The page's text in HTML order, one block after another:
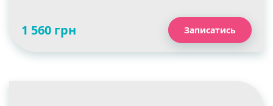
1 560 грн Записатись